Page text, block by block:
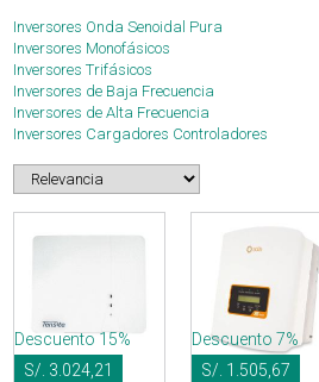
Inversores Onda Senoidal Pura
Inversores Monofásicos
Inversores Trifásicos
Inversores de Baja Frecuencia
Inversores de Alta Frecuencia
Inversores Cargadores Controladores
S/. 3.024,21
Descuento 15%
S/. 1.505,67
Descuento 7%